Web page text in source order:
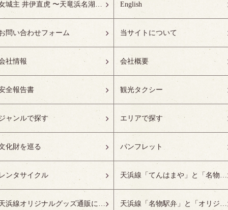
女城主 井伊直虎 〜天竜浜名湖鉄道で、井の国へ！〜 English
問い合わせフォーム 当サイトについて
社情報 会社概要
全報告書 観光タクシー
ャンルで探す エリアで探す
化財を巡る パンフレット
ンタサイクル 天浜線「てんはまや」と「名物駅弁」について
天浜線オリジナルグッズ通販について 天浜線「名物駅弁」と「オリジナルグッズ」